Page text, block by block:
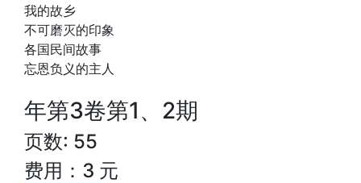
我的故乡
不可磨灭的印象
各国民间故事
忘恩负义的主人
年第3卷第1、2期
页数: 55
费用：3 元